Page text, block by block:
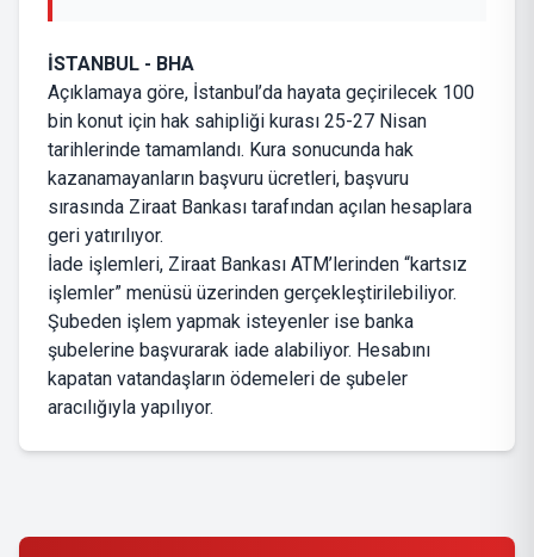
İSTANBUL - BHA
Açıklamaya göre, İstanbul’da hayata geçirilecek 100
bin konut için hak sahipliği kurası 25-27 Nisan
tarihlerinde tamamlandı. Kura sonucunda hak
kazanamayanların başvuru ücretleri, başvuru
sırasında Ziraat Bankası tarafından açılan hesaplara
geri yatırılıyor.
İade işlemleri, Ziraat Bankası ATM’lerinden “kartsız
işlemler” menüsü üzerinden gerçekleştirilebiliyor.
Şubeden işlem yapmak isteyenler ise banka
şubelerine başvurarak iade alabiliyor. Hesabını
kapatan vatandaşların ödemeleri de şubeler
aracılığıyla yapılıyor.